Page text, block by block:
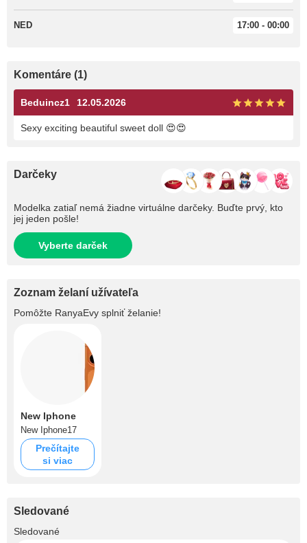
NED 17:00 - 00:00
Komentáre (1)
Beduincz1 12.05.2026
Sexy exciting beautiful sweet doll 😍😍
Darčeky
Modelka zatiaľ nemá žiadne virtuálne darčeky. Buďte prvý, kto
jej jeden pošle!
Vyberte darček
Zoznam želaní užívateľa
Pomôžte RanyaEvy splniť želanie!
New Iphone
New Iphone17
Prečítajte
si viac
Sledované
Sledované